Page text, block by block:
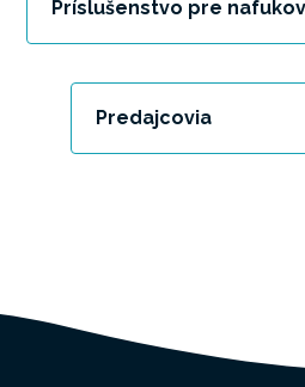
Príslušenstvo pre
Predajcovia